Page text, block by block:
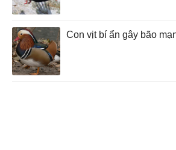
Con vịt bí ẩn gây bão